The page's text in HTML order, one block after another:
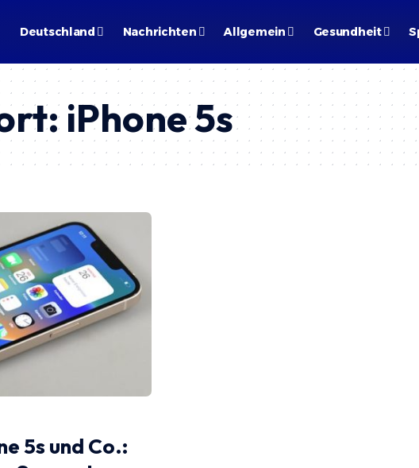
Deutschland Nachrichten Allgemein Gesundheit
iPhone 5s
5s und Co.: